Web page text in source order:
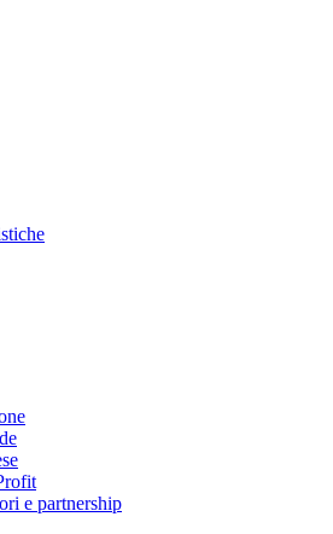
e partnership